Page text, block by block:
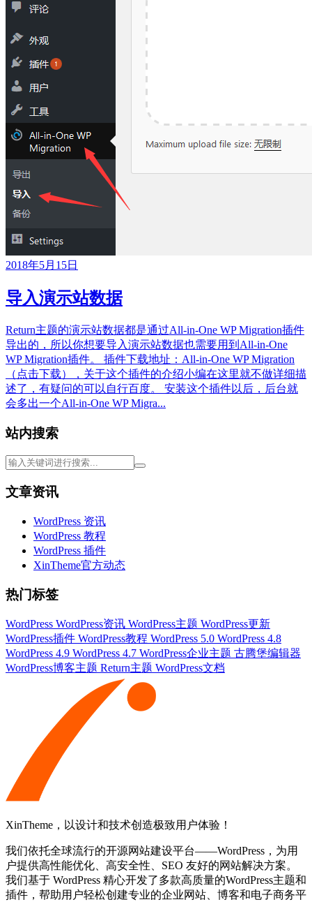
2018年5月15日
导入演示站数据
Return主题的演示站数据都是通过All-in-One WP Migration插件
导出的，所以你想要导入演示站数据也需要用到All-in-One
WP Migration插件。 插件下载地址：All-in-One WP Migration
（点击下载），关于这个插件的介绍小编在这里就不做详细描
述了，有疑问的可以自行百度。 安装这个插件以后，后台就
会多出一个All-in-One WP Migra...
站内搜索
文章资讯
WordPress 资讯
WordPress 教程
WordPress 插件
XinTheme官方动态
热门标签
WordPress WordPress资讯 WordPress主题 WordPress更新
WordPress插件 WordPress教程 WordPress 5.0 WordPress 4.8
WordPress 4.9 WordPress 4.7 WordPress企业主题 古腾堡编辑器
WordPress博客主题 Return主题 WordPress文档
XinTheme，以设计和技术创造极致用户体验！
我们依托全球流行的开源网站建设平台——WordPress，为用
户提供高性能优化、高安全性、SEO 友好的网站解决方案。
我们基于 WordPress 精心开发了多款高质量的WordPress主题和
插件，帮助用户轻松创建专业的企业网站、博客和电子商务平